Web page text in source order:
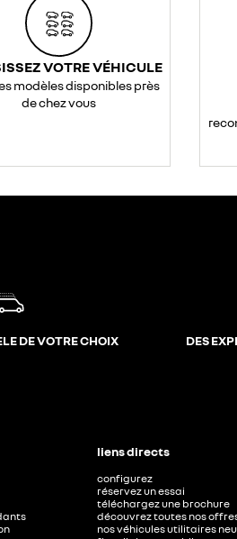
VOTRE VÉHICULE
modèles disponibles près
de chez vous
DE VOTRE CHOIX DES
liens directs
configurez
réservez un essai
téléchargez une brochure
découvrez toutes nos
nos véhicules utilitaires